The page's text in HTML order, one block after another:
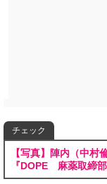
チェック
【写真】陣内（中
『DOPE 麻薬取締